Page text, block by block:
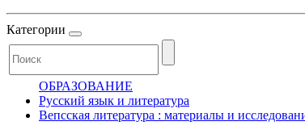
Категории
ОБРАЗОВАНИЕ
Русский язык и литература
Вепсская литература : материалы и